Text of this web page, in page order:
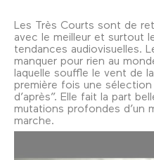
Les Très Courts sont de
avec le meilleur et surtout
tendances audiovisuelles.
manquer pour rien au
laquelle souffle le vent de
première fois une sélection
d’après”. Elle fait la part
mutations profondes d’un
marche.